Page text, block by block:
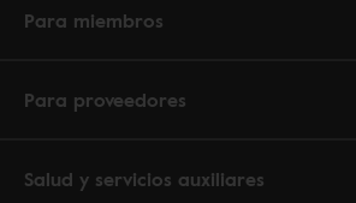
Para miembros
Para proveedores
Salud y servicios auxiliares